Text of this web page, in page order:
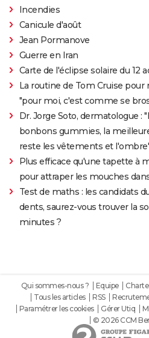
Incendies
Canicule d'août
Jean Pormanove
Guerre en Iran
Carte de l'éclipse solaire du 12
La routine de Tom Cruise pour
"pour moi, c'est comme se
Dr. Jorge Soto, dermatologue :
bonbons gummies, la
reste les vêtements et
Plus efficace qu'une tapette à
pour attraper les mouches
Test de maths : les candidats
dents, saurez-vous trouver la
minutes ?
Qui sommes-nous ? Equipe
Tous les articles
RSS
Paramétrer les cookies
Gérer Utiq
© 2026 CCM